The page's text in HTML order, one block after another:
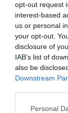
opt-out request
interest-based
us or personal
your opt-out.
disclosure of
IAB’s list of
also be
Downstream
Please note
Personal